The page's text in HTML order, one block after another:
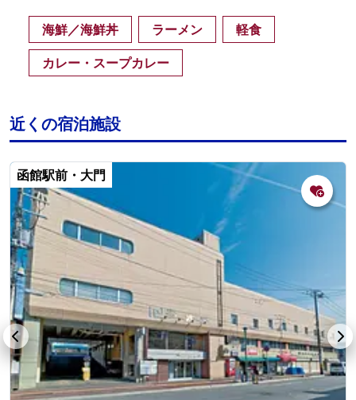
海鮮／海鮮丼 ラーメン
軽食
カレー・スープカレー
近くの宿泊施設
函館駅前・大門